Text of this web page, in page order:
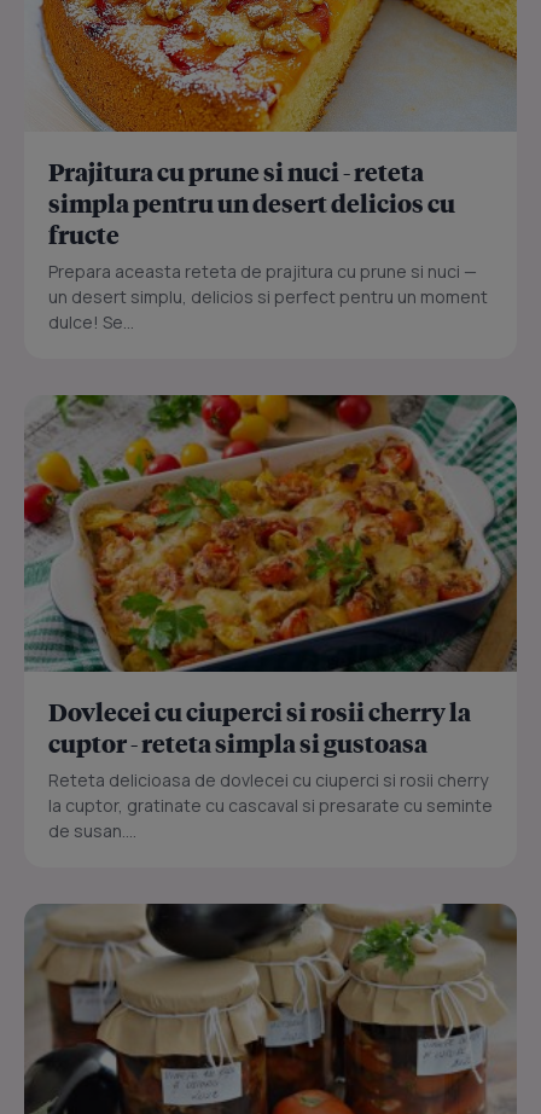
Prajitura cu prune si nuci - reteta
simpla pentru un desert delicios cu
fructe
Prepara aceasta reteta de prajitura cu prune si nuci —
un desert simplu, delicios si perfect pentru un moment
dulce! Se...
Dovlecei cu ciuperci si rosii cherry la
cuptor - reteta simpla si gustoasa
Reteta delicioasa de dovlecei cu ciuperci si rosii cherry
la cuptor, gratinate cu cascaval si presarate cu seminte
de susan....